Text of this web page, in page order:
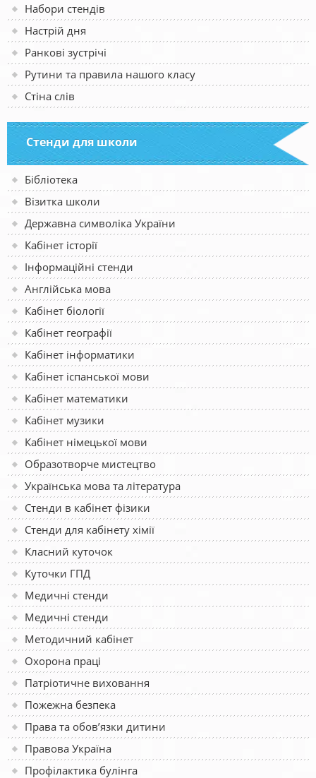
Набори стендів
Настрій дня
Ранкові зустрічі
Рутини та правила нашого класу
Стіна слів
Стенди для школи
Бібліотека
Візитка школи
Державна символіка України
Кабінет історії
Інформаційні стенди
Англійська мова
Кабінет біології
Кабінет географії
Кабінет інформатики
Кабінет іспанської мови
Кабінет математики
Кабінет музики
Кабінет німецької мови
Образотворче мистецтво
Українська мова та література
Стенди в кабінет фізики
Стенди для кабінету хімії
Класний куточок
Куточки ГПД
Медичні стенди
Медичні стенди
Методичний кабінет
Охорона праці
Патріотичне виховання
Пожежна безпека
Права та обов’язки дитини
Правова Україна
Профілактика булінга